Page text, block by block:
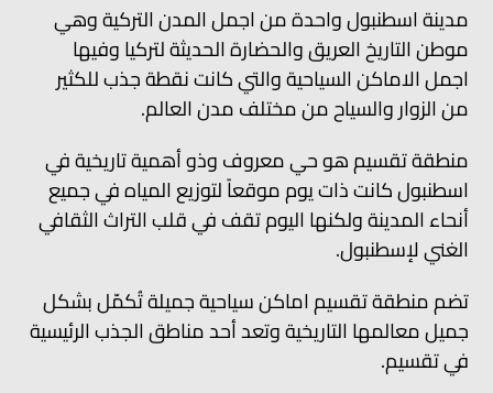
مدينة اسطنبول واحدة من اجمل المدن التركية وهي
موطن التاريخ العريق والحضارة الحديثة لتركيا وفيها
اجمل الاماكن السياحية والتي كانت نقطة جذب للكثير
من الزوار والسياح من مختلف مدن العالم.
منطقة تقسيم هو حي معروف وذو أهمية تاريخية في
اسطنبول كانت ذات يوم موقعاً لتوزيع المياه في جميع
أنحاء المدينة ولكنها اليوم تقف في قلب التراث الثقافي
الغني لإسطنبول.
تضم منطقة تقسيم اماكن سياحية جميلة تُكمّل بشكل
جميل معالمها التاريخية وتعد أحد مناطق الجذب الرئيسية
في تقسيم.